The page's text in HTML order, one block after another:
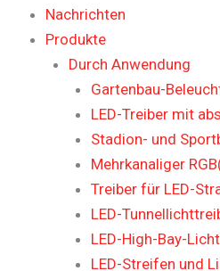
Nachrichten
Produkte
Durch Anwendung
Gartenbau-
LED-Treiber mit
Stadion- und
Mehrkanaliger
Treiber für LED-
LED-
LED-High-Bay-
LED-Streifen und